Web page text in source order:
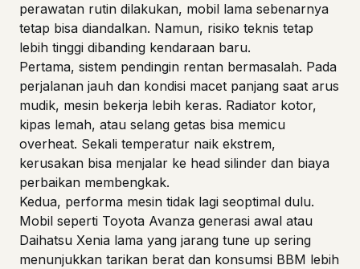
perawatan rutin dilakukan, mobil lama sebenarnya
tetap bisa diandalkan. Namun, risiko teknis tetap
lebih tinggi dibanding kendaraan baru.
Pertama, sistem pendingin rentan bermasalah. Pada
perjalanan jauh dan kondisi macet panjang saat arus
mudik, mesin bekerja lebih keras. Radiator kotor,
kipas lemah, atau selang getas bisa memicu
overheat. Sekali temperatur naik ekstrem,
kerusakan bisa menjalar ke head silinder dan biaya
perbaikan membengkak.
Kedua, performa mesin tidak lagi seoptimal dulu.
Mobil seperti Toyota Avanza generasi awal atau
Daihatsu Xenia lama yang jarang tune up sering
menunjukkan tarikan berat dan konsumsi BBM lebih